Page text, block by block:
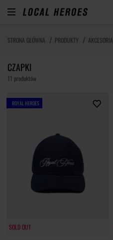
STRONA GŁÓWNA PRODUKTY AKCESORIA
CZAPKI
11 produktów
ROYAL HEROES
SOLD OUT
SOLD OUT